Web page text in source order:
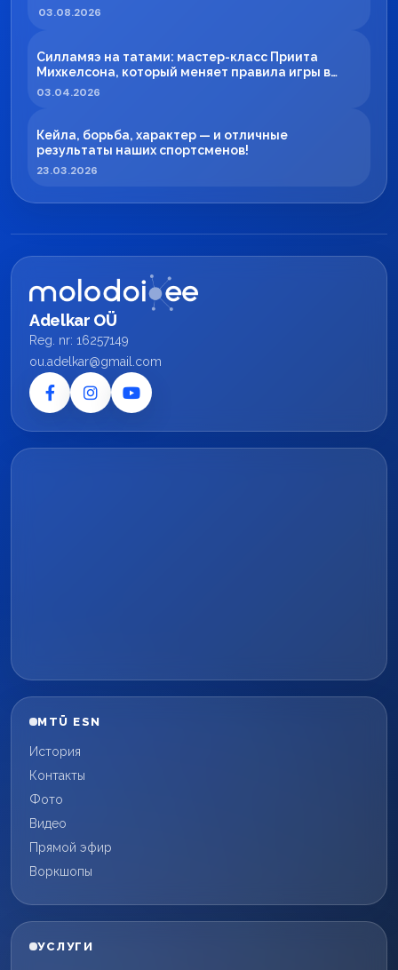
03.08.2026
Силламяэ на татами: мастер-класс Приита
Михкелсона, который меняет правила игры в
регионе
03.04.2026
Кейла, борьба, характер — и отличные
результаты наших спортсменов!
23.03.2026
Adelkar OÜ
Reg. nr: 16257149
ou.adelkar@gmail.com
MTÜ ESN
История
Контакты
Фото
Видео
Прямой эфир
Воркшопы
УСЛУГИ